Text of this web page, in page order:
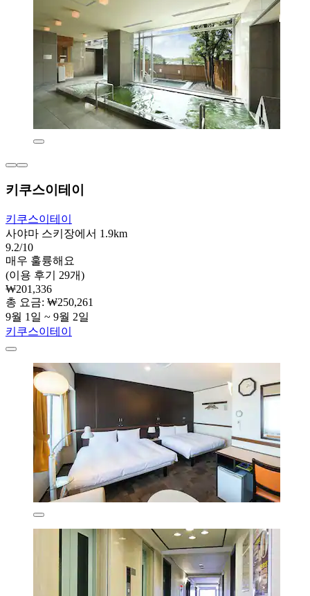
키쿠스이테이
키쿠스이테이
사야마 스키장에서 1.9km
9.2/10
매우 훌륭해요
(이용 후기 29개)
₩201,336
총 요금: ₩250,261
9월 1일 ~ 9월 2일
키쿠스이테이